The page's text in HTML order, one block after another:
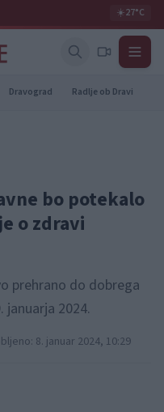
☀️27°C
Dravograd Radlje ob Dravi
bo potekalo
o zdravi
prehrano do dobrega
2024.
8. januar 2024, 10:29